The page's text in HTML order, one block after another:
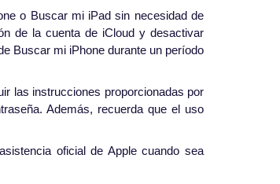
o Buscar mi iPad sin necesidad de
de la cuenta de iCloud y desactivar
Buscar mi iPhone durante un período
las instrucciones proporcionadas por
Además, recuerda que el uso
oficial de Apple cuando sea